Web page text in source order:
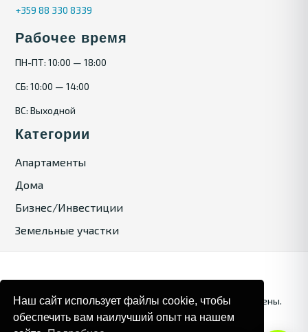
+359 88 330 8339
Рабочее время
ПН-ПТ: 10:00 — 18:00
СБ: 10:00 — 14:00
ВС: Выходной
Категории
Апартаменты
Дома
Бизнес/Инвестиции
Земельные участки
© 2025. Bulgaria Tours by Inrealr4u. Все права зашищены.
Карта сайта Политика конфиденциальности
Наш сайт использует файлы cookie, чтобы
обеспечить вам наилучший опыт на нашем